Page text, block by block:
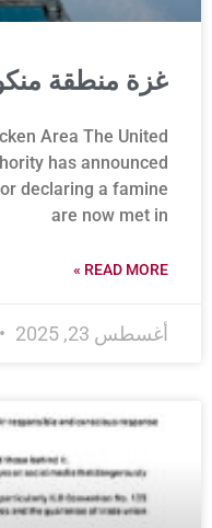
غزة منطقة
Area The United
has announced
declaring a famine
are now met in
READ MORE »
أغسطس 23, 2025